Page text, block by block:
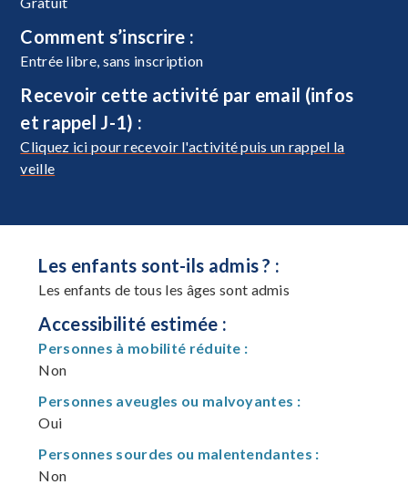
Comment s’inscrire :
Entrée libre, sans inscription
Recevoir cette activité par email (infos
et rappel J-1) :
Cliquez ici pour recevoir l'activité puis un rappel la
veille
Les enfants sont-ils admis ? :
Les enfants de tous les âges sont admis
Accessibilité estimée :
Personnes à mobilité réduite :
Non
Personnes aveugles ou malvoyantes :
Oui
Personnes sourdes ou malentendantes :
Non